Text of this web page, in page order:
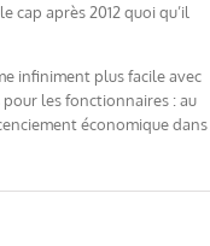
cap après 2012 quoi qu’il
infiniment plus facile avec
les fonctionnaires : au
économique dans